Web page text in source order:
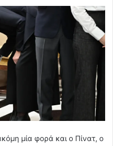
μία φορά και ο Πίνατ, ο